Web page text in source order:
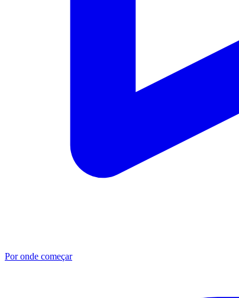
Por onde começar